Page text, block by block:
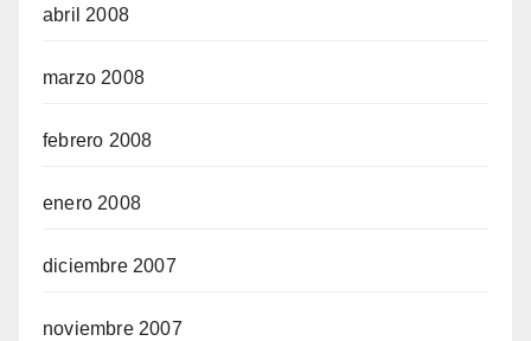
abril 2008
marzo 2008
febrero 2008
enero 2008
diciembre 2007
noviembre 2007